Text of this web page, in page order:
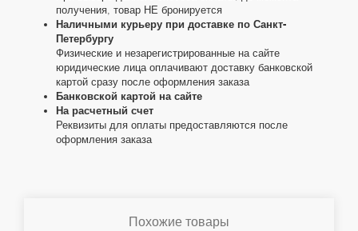
получения, товар НЕ бронируется
Наличными курьеру при доставке по Санкт-
Петербургу
Физические и незарегистрированные на сайте
юридические лица оплачивают доставку банковской
картой сразу после оформления заказа
Банковской картой на сайте
На расчетный счет
Реквизиты для оплаты предоставляются после
оформления заказа
Похожие товары